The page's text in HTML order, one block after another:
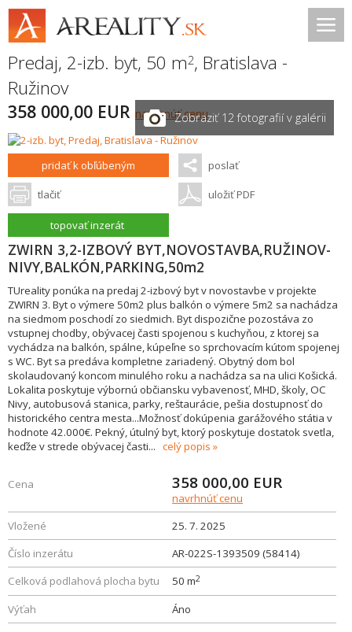
Predaj, 2-izb. byt, 50 m2, Bratislava -
Ružinov
358 000,00 EUR navrhnúť cenuZobraziť 12 fotografií v galérii
pridať k obľúbeným poslať
tlačiť uložiť PDF
topovať inzerát
ZWIRN 3,2-IZBOVÝ BYT,NOVOSTAVBA,RUŽINOV-
NIVY,BALKÓN,PARKING,50m2
TUreality ponúka na predaj 2-izbový byt v novostavbe v projekte
ZWIRN 3. Byt o výmere 50m2 plus balkón o výmere 5m2 sa nachádza
na siedmom poschodí zo siedmich. Byt dispozične pozostáva zo
vstupnej chodby, obývacej časti spojenou s kuchyňou, z ktorej sa
vychádza na balkón, spálne, kúpeľne so sprchovacím kútom spojenej
s WC. Byt sa predáva kompletne zariadený. Obytný dom bol
skolaudovaný koncom minulého roku a nachádza sa na ulici Košická.
Lokalita poskytuje výbornú občiansku vybavenosť, MHD, školy, OC
Nivy, autobusová stanica, parky, reštaurácie, pešia dostupnosť do
historického centra mesta...Možnosť dokúpenia garážového státia v
hodnote 42.000€. Pekný, útulný byt, ktorý poskytuje dostatok svetla,
keďže v strede obývacej časti... celý popis
Cena 358 000,00 EUR
navrhnúť cenu
Vložené
25. 7. 2025
Číslo inzerátu
AR-022S-1393509 (58414)
Celková podlahová plocha bytu
50 m2
Výťah
Áno